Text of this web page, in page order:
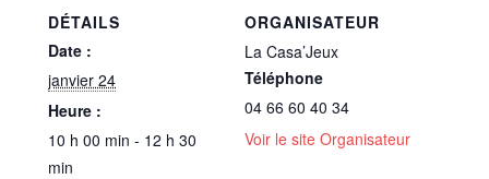
DÉTAILS
Date :
janvier 24
Heure :
10 h 00 min - 12 h 30
min
ORGANISATEUR
La Casa’Jeux
Téléphone
04 66 60 40 34
Voir le site Organisateur